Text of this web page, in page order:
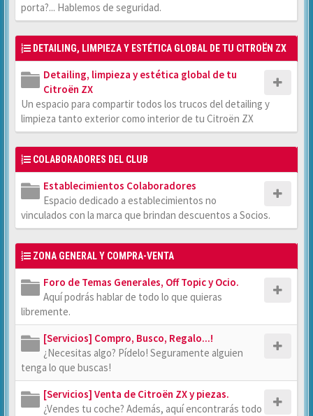
porta?... Hablemos de seguridad.
DETAILING, LIMPIEZA Y ESTÉTICA GLOBAL DE TU CITROËN ZX
Detailing, limpieza y estética global de tu
Citroën ZX
Un espacio para compartir todos los trucos del detailing y
limpieza tanto exterior como interior de tu Citroën ZX
COLABORADORES DEL CLUB
Establecimientos Colaboradores
Espacio dedicado a establecimientos no
vinculados con la marca que brindan descuentos a Socios.
ZONA GENERAL Y COMPRA-VENTA
Foro de Temas Generales, Off Topic y Ocio.
Aquí podrás hablar de todo lo que quieras
libremente.
[Servicios] Compro, Busco, Regalo...!
¿Necesitas algo? Pídelo! Seguramente alguien
tenga lo que buscas!
[Servicios] Venta de Citroën ZX y piezas.
¿Vendes tu coche? Además, aquí encontrarás todo